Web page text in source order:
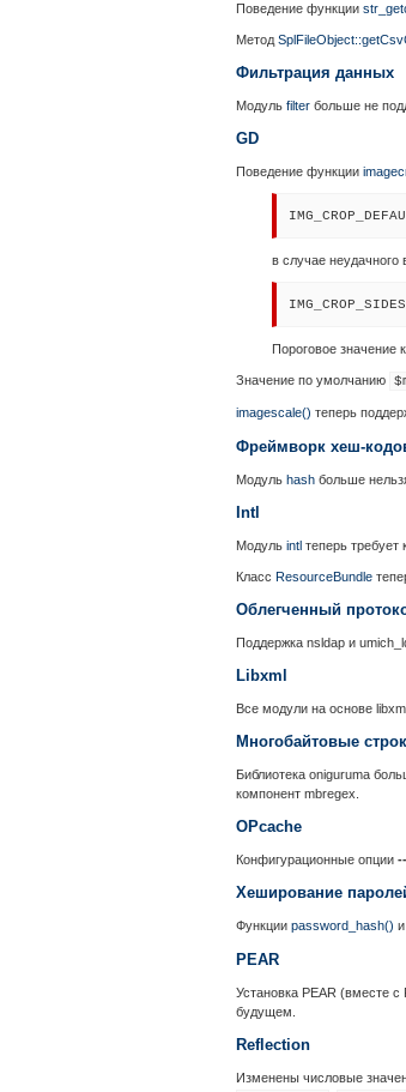
Поведение функции
Метод
Фильтрация данных
Модуль filter больше не
GD
Поведение функции
в случае
IMG_CROP_SIDES
Пороговое значение
Значение по умолчанию
imagescale() теперь
Фреймворк хеш-
Модуль hash больше
Intl
Модуль intl теперь требует
Класс ResourceBundle
Облегченный
Поддержка nsldap и
Libxml
Все модули на основе
Многобайтовые
Библиотека oniguruma
компонент mbregex.
OPcache
Конфигурационные опции
Хеширование
Функции password_hash() и
PEAR
Установка PEAR (вместе
будущем.
Reflection
Изменены числовые